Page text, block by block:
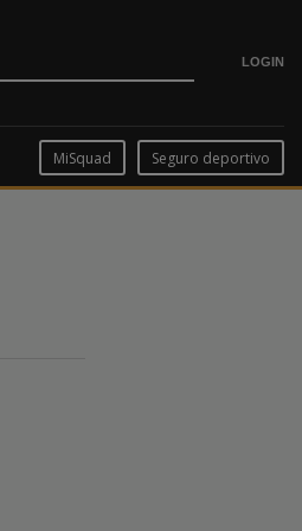
LOGIN
MiSquad Seguro deportivo